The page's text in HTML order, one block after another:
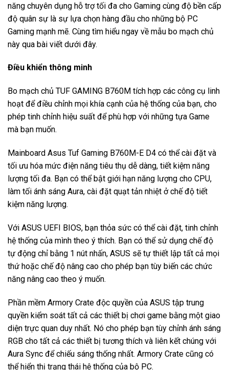
năng chuyên dụng hỗ trợ tối đa cho Gaming cùng độ bền cấp
độ quân sự là sự lựa chọn hàng đầu cho những bộ PC
Gaming mạnh mẽ. Cùng tìm hiểu ngay về mẫu bo mạch chủ
này qua bài viết dưới đây.
Điều khiển thông minh
Bo mạch chủ TUF GAMING B760M tích hợp các công cụ linh
hoạt để điều chỉnh mọi khía cạnh của hệ thống của bạn, cho
phép tinh chỉnh hiệu suất để phù hợp với những tựa Game
mà bạn muốn.
Mainboard Asus Tuf Gaming B760M-E D4 có thể cài đặt và
tối ưu hóa mức điện năng tiêu thụ dễ dàng, tiết kiệm năng
lượng tối đa. Bạn có thể bật giới hạn năng lượng cho CPU,
làm tối ánh sáng Aura, cài đặt quạt tản nhiệt ở chế độ tiết
kiệm năng lượng.
Với ASUS UEFI BIOS, bạn thỏa sức có thể cài đặt, tinh chỉnh
hệ thống của mình theo ý thích. Bạn có thể sử dụng chế độ
tự động chỉ bằng 1 nút nhấn, ASUS sẽ tự thiết lập tất cả mọi
thứ hoặc chế độ nâng cao cho phép bạn tùy biến các chức
năng nâng cao theo ý muốn.
Phần mềm Armory Crate độc ​​quyền của ASUS tập trung
quyền kiểm soát tất cả các thiết bị chơi game bằng một giao
diện trực quan duy nhất. Nó cho phép bạn tùy chỉnh ánh sáng
RGB cho tất cả các thiết bị tương thích và liên kết chúng với
Aura Sync để chiếu sáng thống nhất. Armory Crate cũng có
thể hiển thị trạng thái hệ thống của bộ PC.